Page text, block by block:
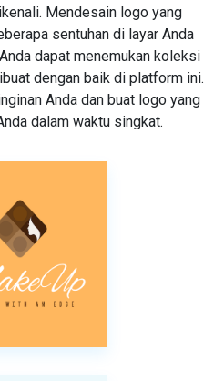
Mendesain logo yang
sentuhan di layar Anda
dapat menemukan koleksi
dengan baik di platform ini.
Anda dan buat logo yang
dalam waktu singkat.